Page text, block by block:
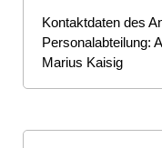
Kontaktdaten des
Personalabteilung:
Marius Kaisig